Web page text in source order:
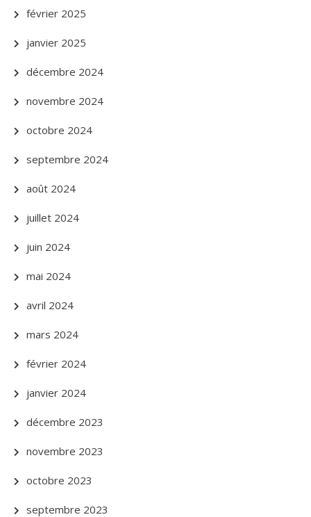
février 2025
janvier 2025
décembre 2024
novembre 2024
octobre 2024
septembre 2024
août 2024
juillet 2024
juin 2024
mai 2024
avril 2024
mars 2024
février 2024
janvier 2024
décembre 2023
novembre 2023
octobre 2023
septembre 2023